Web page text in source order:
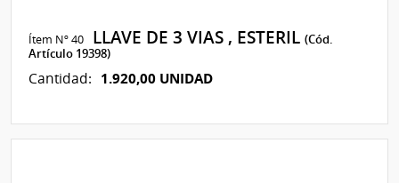
Ítem Nº 40 LLAVE DE 3 VIAS , ESTERIL(Cód.
Artículo 19398)
Cantidad: 1.920,00 UNIDAD